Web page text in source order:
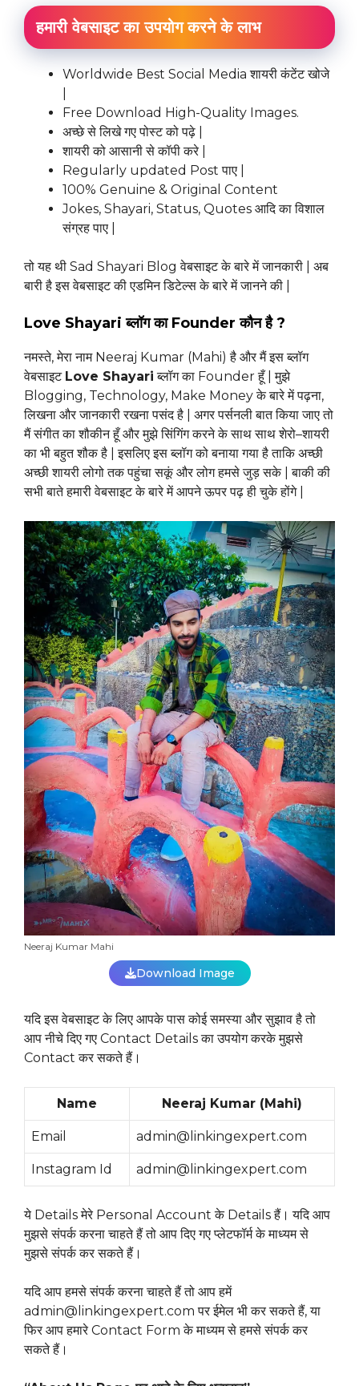
हमारी वेबसाइट का उपयोग करने के लाभ
Worldwide Best Social Media शायरी कंटेंट खोजे
Free Download High-Quality Images.
अच्छे से लिखे गए पोस्ट को पढ़े |
शायरी को आसानी से कॉपी करे |
Regularly updated Post पाए |
100% Genuine & Original Content
Jokes, Shayari, Status, Quotes आदि का विशाल
संग्रह पाए |
तो यह थी Sad Shayari Blog वेबसाइट के बारे में जानकारी | अब
बारी है इस वेबसाइट की एडमिन डिटेल्स के बारे में जानने की |
Love Shayari ब्लॉग का Founder कौन है ?
नमस्ते, मेरा नाम Neeraj Kumar (Mahi) है और मैं इस ब्लॉग
वेबसाइट Love Shayari ब्लॉग का Founder हूँ | मुझे
Blogging, Technology, Make Money के बारे में पढ़ना,
लिखना और जानकारी रखना पसंद है | अगर पर्सनली बात किया जाए तो
मैं संगीत का शौकीन हूँ और मुझे सिंगिंग करने के साथ साथ शेरो–शायरी
का भी बहुत शौक है | इसलिए इस ब्लॉग को बनाया गया है ताकि अच्छी
अच्छी शायरी लोगो तक पहुंचा सकूं और लोग हमसे जुड़ सके | बाकी की
सभी बाते हमारी वेबसाइट के बारे में आपने ऊपर पढ़ ही चुके होंगे |
Neeraj Kumar Mahi
Download Image
यदि इस वेबसाइट के लिए आपके पास कोई समस्या और सुझाव है तो
आप नीचे दिए गए Contact Details का उपयोग करके मुझसे
Contact कर सकते हैं।
Name Neeraj Kumar (Mahi)
Email admin@linkingexpert.com
Instagram Id admin@linkingexpert.com
ये Details मेरे Personal Account के Details हैं। यदि आप
मुझसे संपर्क करना चाहते हैं तो आप दिए गए प्लेटफॉर्म के माध्यम से
मुझसे संपर्क कर सकते हैं।
यदि आप हमसे संपर्क करना चाहते हैं तो आप हमें
admin@linkingexpert.com पर ईमेल भी कर सकते हैं, या
फिर आप हमारे Contact Form के माध्यम से हमसे संपर्क कर
सकते हैं।